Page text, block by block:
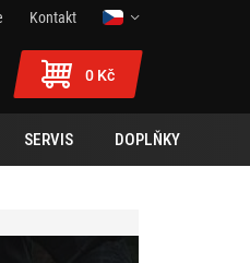
Kontakt
0 Kč
SERVIS DOPLŇKY